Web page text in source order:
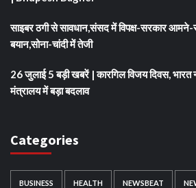
साइबर ठगी से सावधान,संसद में विपक्ष-सरकार आमने-
बयान,सोना-चांदी में तेजी
26 जुलाई 5 बड़ी खबरें | कारगिल विजय दिवस, भारत
मंत्रालय में बड़ा बदलाव
Categories
BUSINESS HEALTH NEWSBEAT